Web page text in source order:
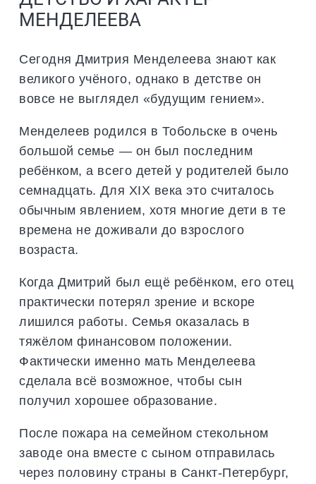
МЕНДЕЛЕЕВА
Сегодня Дмитрия Менделеева знают как
великого учёного, однако в детстве он
вовсе не выглядел «будущим гением».
Менделеев родился в Тобольске в очень
большой семье — он был последним
ребёнком, а всего детей у родителей было
семнадцать. Для XIX века это считалось
обычным явлением, хотя многие дети в те
времена не доживали до взрослого
возраста.
Когда Дмитрий был ещё ребёнком, его отец
практически потерял зрение и вскоре
лишился работы. Семья оказалась в
тяжёлом финансовом положении.
Фактически именно мать Менделеева
сделала всё возможное, чтобы сын
получил хорошее образование.
После пожара на семейном стекольном
заводе она вместе с сыном отправилась
через половину страны в Санкт-Петербург,